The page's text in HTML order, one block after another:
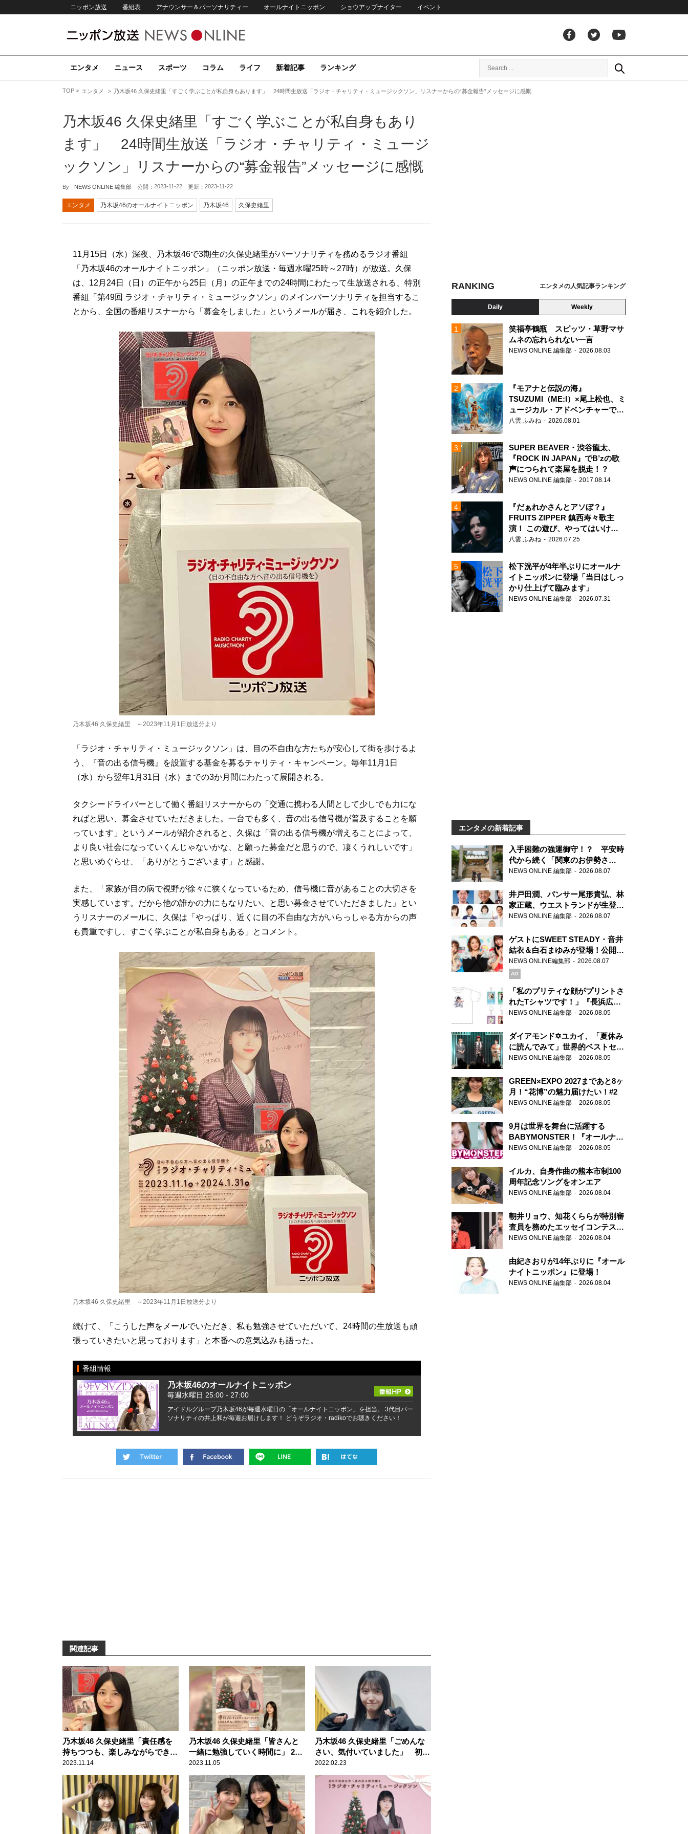
ニッポン放送 番組表 アナウンサー＆パーソナリティー オールナイトニッポン ショウアップナイター イベント
エンタメ ニュース スポーツ コラム ライフ 新着記事 ランキング
TOP エンタメ 乃木坂46 久保史緒里「すごく学ぶことが私自身もあります」 24時間生放送「ラジオ・チャリティ・ミュージックソン」リスナーからの“募金報告”メッセージに感慨
乃木坂46 久保史緒里「すごく学ぶことが私自身もあり
ます」 24時間生放送「ラジオ・チャリティ・ミュージ
ックソン」リスナーからの“募金報告”メッセージに感慨
By - NEWS ONLINE 編集部 公開： 2023-11-22 更新： 2023-11-22
エンタメ 乃木坂46のオールナイトニッポン 乃木坂46 久保史緒里
11月15日（水）深夜、乃木坂46で3期生の久保史緒里がパーソナリティを務めるラジオ番組
「乃木坂46のオールナイトニッポン」（ニッポン放送・毎週水曜25時～27時）が放送。久保
は、12月24日（日）の正午から25日（月）の正午までの24時間にわたって生放送される、特別
番組「第49回 ラジオ・チャリティ・ミュージックソン」のメインパーソナリティを担当するこ
とから、全国の番組リスナーから「募金をしました」というメールが届き、これを紹介した。
乃木坂46 久保史緒里 ～2023年11月1日放送分より
「ラジオ・チャリティ・ミュージックソン」は、目の不自由な方たちが安心して街を歩けるよ
う、『音の出る信号機』を設置する基金を募るチャリティ・キャンペーン。毎年11月1日
（水）から翌年1月31日（水）までの3か月間にわたって展開される。
タクシードライバーとして働く番組リスナーからの「交通に携わる人間として少しでも力にな
ればと思い、募金させていただきました。一台でも多く、音の出る信号機が普及することを願
っています」というメールが紹介されると、久保は「音の出る信号機が増えることによって、
より良い社会になっていくんじゃないかな、と願った募金だと思うので、凄くうれしいです」
と思いめぐらせ、「ありがとうございます」と感謝。
また、「家族が目の病で視野が徐々に狭くなっているため、信号機に音があることの大切さを
実感しています。だから他の誰かの力にもなりたい、と思い募金させていただきました」とい
うリスナーのメールに、久保は「やっぱり、近くに目の不自由な方がいらっしゃる方からの声
も貴重ですし、すごく学ぶことが私自身もある」とコメント。
乃木坂46 久保史緒里 ～2023年11月1日放送分より
続けて、「こうした声をメールでいただき、私も勉強させていただいて、24時間の生放送も頑
張っていきたいと思っております」と本番への意気込みも語った。
番組情報
乃木坂46のオールナイトニッポン
毎週水曜日 25:00 - 27:00
アイドルグループ乃木坂46が毎週水曜日の「オールナイトニッポン」を担当。 3代目パー
ソナリティの井上和が毎週お届けします！ どうぞラジオ・radikoでお聴きください！
関連記事
乃木坂46 久保史緒里「責任感を
持ちつつも、楽しみながらできた
らと思っております」 24時間
生ラジオ「ミュージックソン」応
援メッセージに感謝
2023.11.14
乃木坂46 久保史緒里「皆さんと
一緒に勉強していく時間に」 24
時間生放送「ラジオ・チャリテ
ィ・ミュージックソン」初担当に
意気込み
2023.11.05
乃木坂46 久保史緒里「ごめんな
さい、気付いていました」 初回
放送から早速謝罪したわけ
2022.02.23
RANKING エンタメの人気記事ランキング
Daily Weekly
笑福亭鶴瓶 スピッツ・草野マサ
ムネの忘れられない一言
NEWS ONLINE 編集部 2026.08.03
『モアナと伝説の海』
TSUZUMI（ME:I）×尾上松也、ミ
ュージカル・アドベンチャーで美
声を響かせる
八雲 ふみね 2026.08.01
SUPER BEAVER・渋谷龍太、
『ROCK IN JAPAN』でB’zの歌
声につられて楽屋を脱走！？
NEWS ONLINE 編集部 2017.08.14
『だぁれかさんとアソぼ？』
FRUITS ZIPPER 鎮西寿々歌主
演！ この遊び、やってはいけま
せん。
八雲 ふみね 2026.07.25
松下洸平が4年半ぶりにオールナ
イトニッポンに登場「当日はしっ
かり仕上げて臨みます」
NEWS ONLINE 編集部 2026.07.31
エンタメの新着記事
入手困難の強運御守！？ 平安時
代から続く「関東のお伊勢さ
ま」、芝大神宮にてランパンプス
NEWS ONLINE 編集部 2026.08.07
井戸田潤、パンサー尾形貴弘、林
家正蔵、ウエストランドが生登
場！『ラジオビバリー昼ズ』
NEWS ONLINE 編集部 2026.08.07
ゲストにSWEET STEADY・音井
結衣＆白石まゆみが登場！公開収
録で素顔全開！
NEWS ONLINE編集部 2026.08.07
AD
「私のプリティな顔がプリントさ
れたTシャツです！」『長浜広奈
天下無双』初の番組グッズ発売
NEWS ONLINE 編集部 2026.08.05
ダイアモンド✡ユカイ、「夏休み
に読んでみて」世界的ベストセラ
ー『アナスタシア』を紹介
NEWS ONLINE 編集部 2026.08.05
GREEN×EXPO 2027まであと8ヶ
月！“花博”の魅力届けたい！#2
NEWS ONLINE 編集部 2026.08.05
9月は世界を舞台に活躍する
BABYMONSTER！『オールナイ
トニッポンPODCAST』月替わり
NEWS ONLINE 編集部 2026.08.05
イルカ、自身作曲の熊本市制100
周年記念ソングをオンエア
NEWS ONLINE 編集部 2026.08.04
朝井リョウ、知花くららが特別審
査員を務めたエッセイコンテスト
の特別番組「#いまあなたに伝え
NEWS ONLINE 編集部 2026.08.04
由紀さおりが14年ぶりに『オール
ナイトニッポン』に登場！
NEWS ONLINE 編集部 2026.08.04